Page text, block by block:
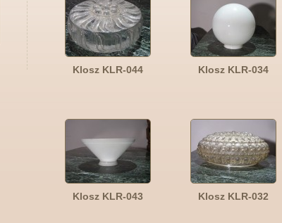
Klosz KLR-044 Klosz KLR-034
Klosz KLR-043 Klosz KLR-032